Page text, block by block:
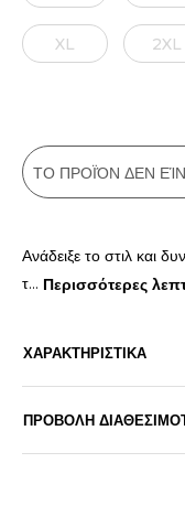
XL 2XL
ΤΟ ΠΡΟΪΌΝ ΔΕΝ
Ανάδειξε το στιλ και
τ... Περισσότερες
ΧΑΡΑΚΤΗΡΙΣΤΙΚΑ
ΠΡΟΒΟΛΗ